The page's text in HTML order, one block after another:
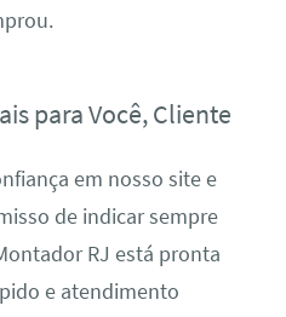
para Você, Cliente
em nosso site e
de indicar sempre
RJ está pronta
e atendimento